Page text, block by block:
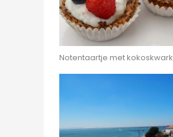
Notentaartje met kokoskwark